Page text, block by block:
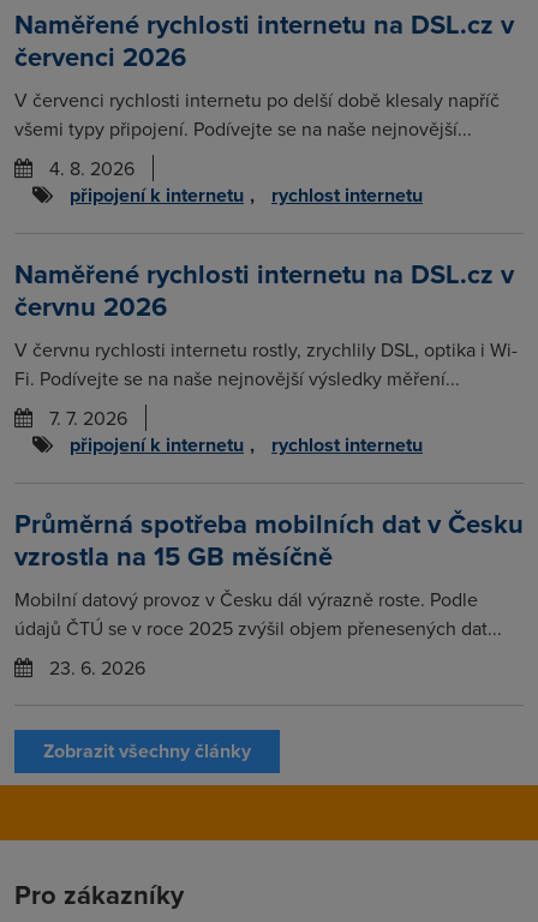
Naměřené rychlosti internetu na DSL.cz v
červenci 2026
V červenci rychlosti internetu po delší době klesaly napříč
všemi typy připojení. Podívejte se na naše nejnovější...
4. 8. 2026
připojení k internetu , rychlost internetu
Naměřené rychlosti internetu na DSL.cz v
červnu 2026
V červnu rychlosti internetu rostly, zrychlily DSL, optika i Wi-
Fi. Podívejte se na naše nejnovější výsledky měření...
7. 7. 2026
připojení k internetu , rychlost internetu
Průměrná spotřeba mobilních dat v Česku
vzrostla na 15 GB měsíčně
Mobilní datový provoz v Česku dál výrazně roste. Podle
údajů ČTÚ se v roce 2025 zvýšil objem přenesených dat...
23. 6. 2026
Zobrazit všechny články
Pro zákazníky